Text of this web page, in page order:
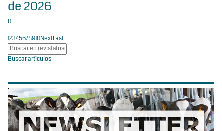
de 2026
0
12345678910NextLast
Buscar artículos